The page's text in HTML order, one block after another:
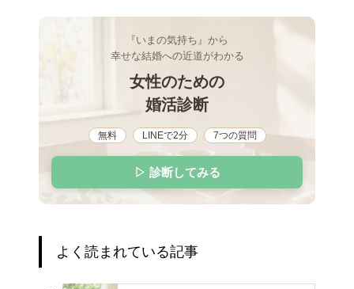
『いまの気持ち』から
幸せな結婚への近道がわかる
女性のための
婚活診断
無料 LINEで2分 7つの質問
▷ 診断してみる
よく読まれている記事